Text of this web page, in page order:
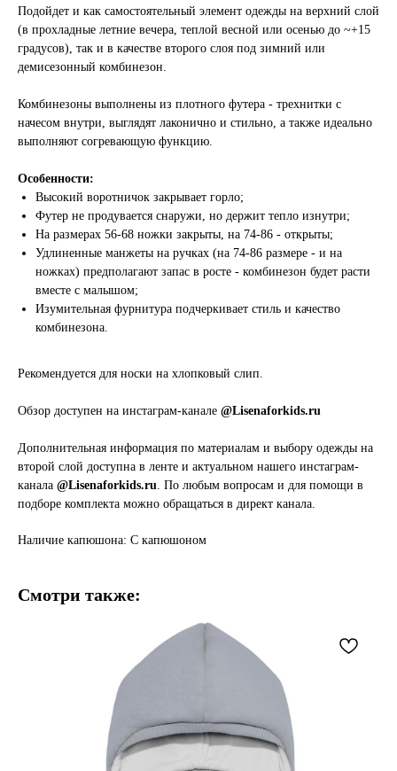
Подойдет и как самостоятельный элемент одежды на верхний слой
(в прохладные летние вечера, теплой весной или осенью до ~+15
градусов), так и в качестве второго слоя под зимний или
демисезонный комбинезон.
Комбинезоны выполнены из плотного футера - трехнитки с
начесом внутри, выглядят лаконично и стильно, а также идеально
выполняют согревающую функцию.
Особенности:
Высокий воротничок закрывает горло;
Футер не продувается снаружи, но держит тепло изнутри;
На размерах 56-68 ножки закрыты, на 74-86 - открыты;
Удлиненные манжеты на ручках (на 74-86 размере - и на
ножках) предполагают запас в росте - комбинезон будет расти
вместе с малышом;
Изумительная фурнитура подчеркивает стиль и качество
комбинезона.
Рекомендуется для носки на хлопковый слип.
Обзор доступен на инстаграм-канале @Lisenaforkids.ru
Дополнительная информация по материалам и выбору одежды на
второй слой доступна в ленте и актуальном нашего инстаграм-
канала @Lisenaforkids.ru. По любым вопросам и для помощи в
подборе комплекта можно обращаться в директ канала.
Наличие капюшона: С капюшоном
Смотри также: